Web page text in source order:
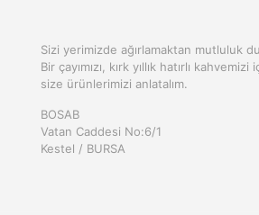
Sizi yerimizde ağırlamaktan mutluluk
Bir çayımızı, kırk yıllık hatırlı kahvemizi
size ürünlerimizi anlatalım.
BOSAB
Vatan Caddesi No:6/1
Kestel / BURSA